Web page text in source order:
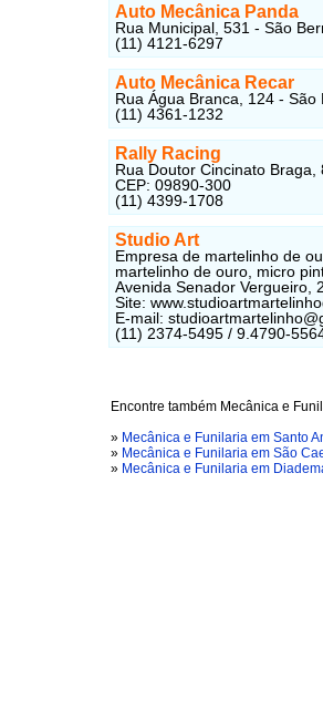
Auto Mecânica Panda
Rua Municipal, 531 - São
(11) 4121-6297
Auto Mecânica Recar
Rua Água Branca, 124 -
(11) 4361-1232
Rally Racing
Rua Doutor Cincinato
CEP: 09890-300
(11) 4399-1708
Studio Art
Empresa de martelinho de
martelinho de ouro, micro
Avenida Senador Vergueiro,
Site:
E-mail:
(11) 2374-5495 / 9.4790-
Encontre também Mecânica e
» Mecânica e Funilaria em Santo
» Mecânica e Funilaria em São
» Mecânica e Funilaria em